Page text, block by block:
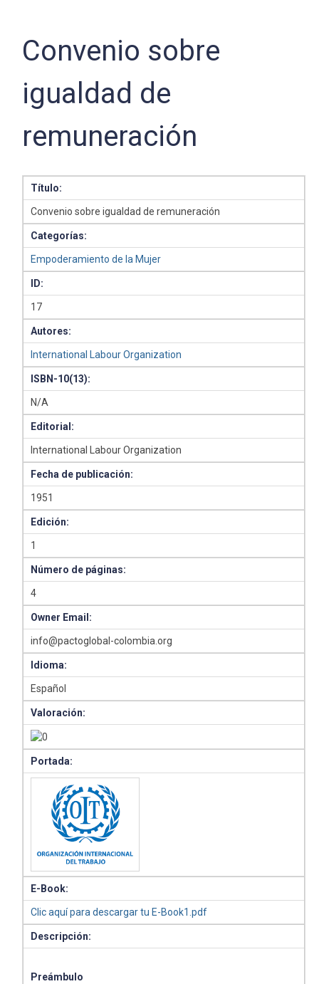
Convenio sobre
igualdad de
remuneración
Título:
Convenio sobre igualdad de remuneración
Categorías:
Empoderamiento de la Mujer
ID:
17
Autores:
International Labour Organization
ISBN-10(13):
N/A
Editorial:
International Labour Organization
Fecha de publicación:
1951
Edición:
1
Número de páginas:
4
Owner Email:
info@pactoglobal-colombia.org
Idioma:
Español
Valoración:
Portada:
E-Book:
Clic aquí para descargar tu E-Book1.pdf
Descripción:
Preámbulo